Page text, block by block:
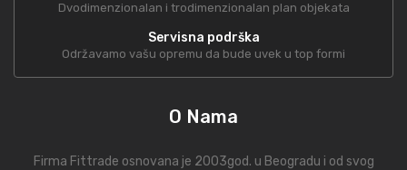
Dvodimenzionalan i trodimenzionalan plan objekata
Servisna podrška
Održavamo vašu opremu da bude uvek u top formi
O Nama
Firma Fittrade osnovana je 2003god. u Beogradu i od svog